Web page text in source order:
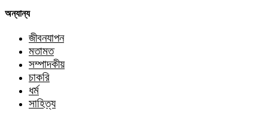
অন্যান্য
জীবনযাপন
মতামত
সম্পাদকীয়
চাকরি
ধর্ম
সাহিত্য